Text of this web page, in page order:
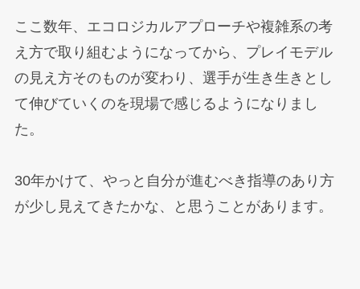
ここ数年、エコロジカルアプローチや複雑系の考
え方で取り組むようになってから、プレイモデル
の見え方そのものが変わり、選手が生き生きとし
て伸びていくのを現場で感じるようになりまし
た。
30年かけて、やっと自分が進むべき指導のあり方
が少し見えてきたかな、と思うことがあります。